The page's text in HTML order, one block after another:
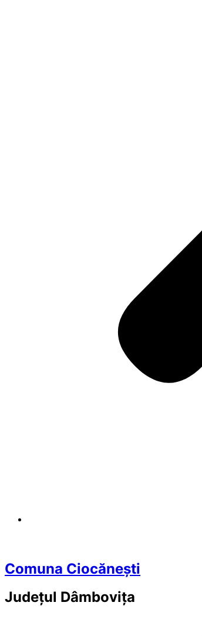
Comuna Ciocănești
Județul Dâmbovița